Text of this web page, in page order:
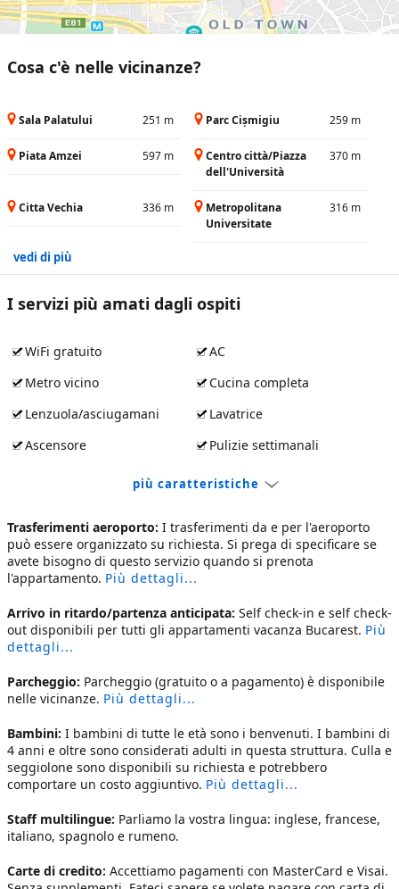
Cosa c'è nelle vicinanze?
Sala Palatului 251 m Parc Cișmigiu 259 m
Piata Amzei 597 m
Centro città/Piazza
dell'Università
370 m
Citta Vechia 336 m
Metropolitana
Universitate
316 m
vedi di più
I servizi più amati dagli ospiti
WiFi gratuito
AC
Metro vicino
Cucina completa
Lenzuola/asciugamani
Lavatrice
Ascensore
Pulizie settimanali
più caratteristiche
Trasferimenti aeroporto: I trasferimenti da e per l'aeroporto
può essere organizzato su richiesta. Si prega di specificare se
avete bisogno di questo servizio quando si prenota
l'appartamento. Più dettagli...
Arrivo in ritardo/partenza anticipata: Self check-in e self check-
out disponibili per tutti gli appartamenti vacanza Bucarest. Più
dettagli...
Parcheggio: Parcheggio (gratuito o a pagamento) è disponibile
nelle vicinanze. Più dettagli...
Bambini: I bambini di tutte le età sono i benvenuti. I bambini di
4 anni e oltre sono considerati adulti in questa struttura. Culla e
seggiolone sono disponibili su richiesta e potrebbero
comportare un costo aggiuntivo. Più dettagli...
Staff multilingue: Parliamo la vostra lingua: inglese, francese,
italiano, spagnolo e rumeno.
Carte di credito: Accettiamo pagamenti con MasterCard e Visai.